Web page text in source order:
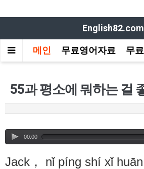
English82.com
메인 무료영어자료 무
55과 평소에 뭐하는 걸
00:00
Jack， nǐ píng shí xǐ